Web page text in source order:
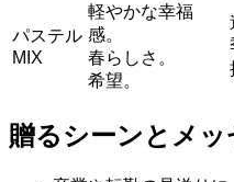
パステル
MIX
軽やかな幸福
感。
春らしさ。
希望。
贈るシーンとメッ